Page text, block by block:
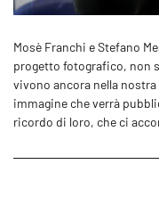
Mosè Franchi e Stefano
progetto fotografico, non
vivono ancora nella
immagine che verrà
ricordo di loro, che ci